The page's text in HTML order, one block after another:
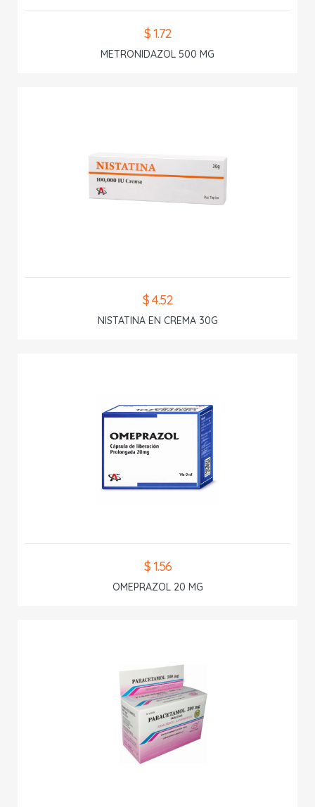
$ 1.72
METRONIDAZOL 500 MG
$ 4.52
NISTATINA EN CREMA 30G
$ 1.56
OMEPRAZOL 20 MG